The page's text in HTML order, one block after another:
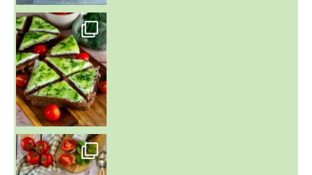
~ SALADE DE PÂTES AUX DEUX TOMATES THON ET BURRA